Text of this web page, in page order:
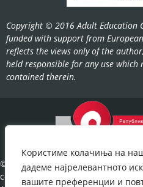
Користиме колачиња на
дадеме најрелевантното
вашите преференции и
Copyright © 2016 Adult Education
funded with support from
reflects the views only of the
held responsible for any use
contained therein.
©2022-
cov.gov.mk.